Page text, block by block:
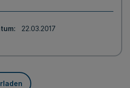
22.03.2017